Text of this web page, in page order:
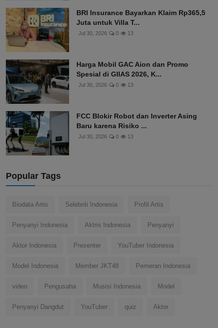
BRI Insurance Bayarkan Klaim Rp365,5
Juta untuk Villa T...
Jul 30, 2026 0 13
Harga Mobil GAC Aion dan Promo
Spesial di GIIAS 2026, K...
Jul 30, 2026 0 13
FCC Blokir Robot dan Inverter Asing
Baru karena Risiko ...
Jul 30, 2026 0 13
Popular Tags
Biodata Artis Selebriti Indonesia Profil Artis
Penyanyi Indonesia Aktris Indonesia Penyanyi
Aktor Indonesia Presenter YouTuber Indonesia
Model Indonesia Member JKT48 Pemeran Indonesia
video Pengusaha Musisi Indonesia Model
Penyanyi Dangdut YouTuber quiz Aktor